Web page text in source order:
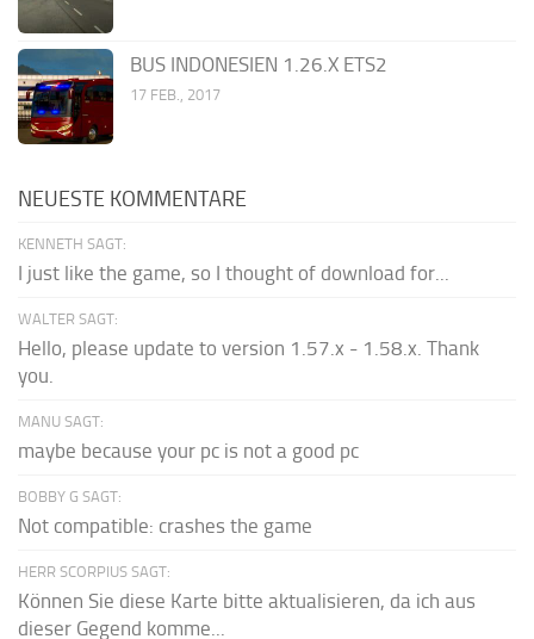
BUS INDONESIEN 1.26.X ETS2
17 FEB., 2017
NEUESTE KOMMENTARE
KENNETH SAGT:
I just like the game, so I thought of download for...
WALTER SAGT:
Hello, please update to version 1.57.x - 1.58.x. Thank
you.
MANU SAGT:
maybe because your pc is not a good pc
BOBBY G SAGT:
Not compatible: crashes the game
HERR SCORPIUS SAGT:
Können Sie diese Karte bitte aktualisieren, da ich aus
dieser Gegend komme...